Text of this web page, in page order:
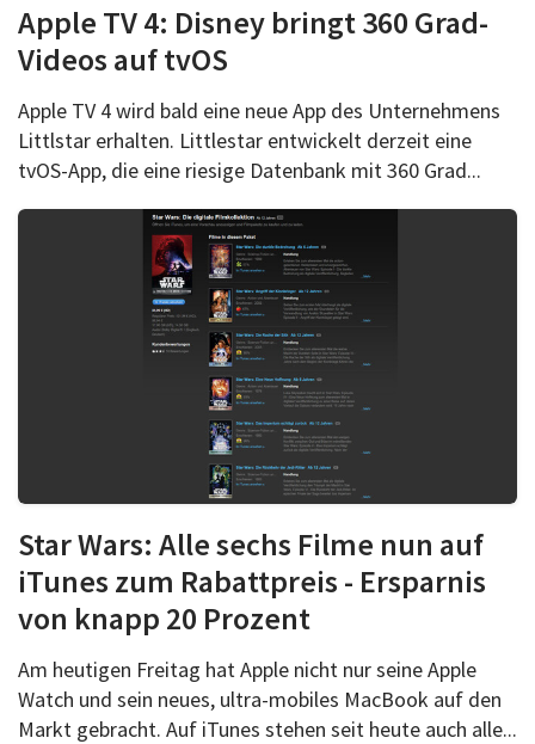
Apple TV 4: Disney bringt 360 Grad-
Videos auf tvOS
Apple TV 4 wird bald eine neue App des Unternehmens
Littlstar erhalten. Littlestar entwickelt derzeit eine
tvOS-App, die eine riesige Datenbank mit 360 Grad...
Star Wars: Alle sechs Filme nun auf
iTunes zum Rabattpreis - Ersparnis
von knapp 20 Prozent
Am heutigen Freitag hat Apple nicht nur seine Apple
Watch und sein neues, ultra-mobiles MacBook auf den
Markt gebracht. Auf iTunes stehen seit heute auch alle...